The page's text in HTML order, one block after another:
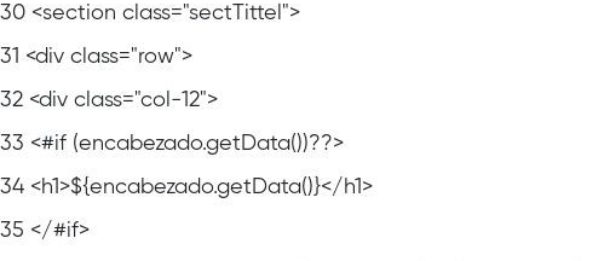
30 <section class="sectTittel">
31 <div class="row">
32 <div class="col-12">
33 <#if (encabezado.getData())??>
34 <h1>${encabezado.getData()}</h1>
35 </#if>